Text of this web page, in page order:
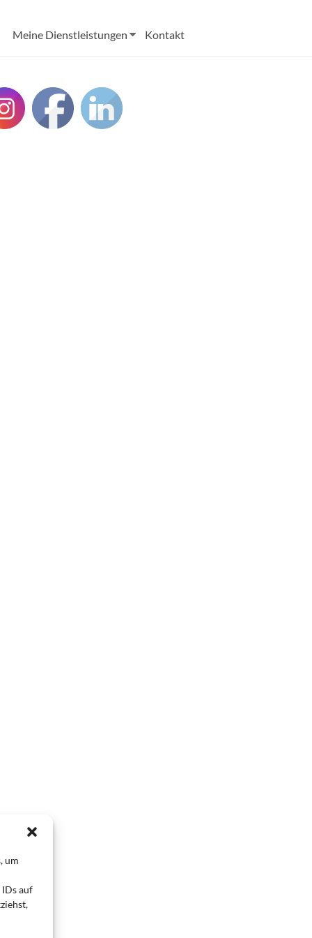
um
auf
Meine Dienstleistungen Kontakt